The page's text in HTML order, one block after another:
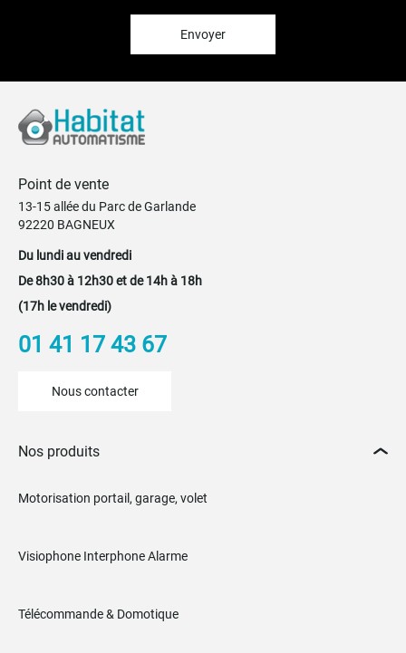
Envoyer
Point de vente
13-15 allée du Parc de Garlande
92220 BAGNEUX
Du lundi au vendredi
De 8h30 à 12h30 et de 14h à 18h
(17h le vendredi)
01 41 17 43 67
Nous contacter
Nos produits
Motorisation portail, garage, volet
Visiophone Interphone Alarme
Télécommande & Domotique